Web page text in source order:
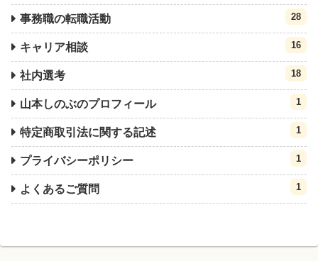
事務職の転職活動 28
キャリア相談 16
社内選考 18
山本しのぶのプロフィール 1
特定商取引法に関する記述 1
プライバシーポリシー 1
よくあるご質問 1